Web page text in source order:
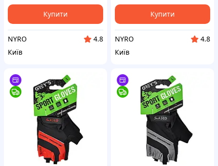
Купити
NYRO
4.8
Київ
Купити
NYRO
4.8
Київ